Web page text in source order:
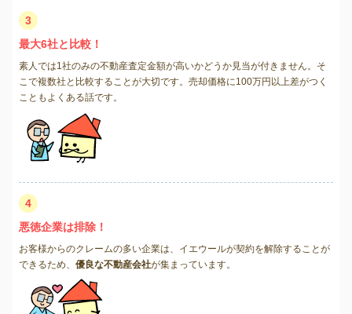
3
最大6社と比較！
素人では1社のみの不動産査定金額が高いかどうか見当が付きません。そ
こで複数社と比較することが大切です。売却価格に100万円以上差がつく
こともよくある話です。
4
悪徳企業は排除！
お客様からのクレームの多い企業は、イエウールが契約を解除することが
できるため、 優良な不動産会社が集まっています。